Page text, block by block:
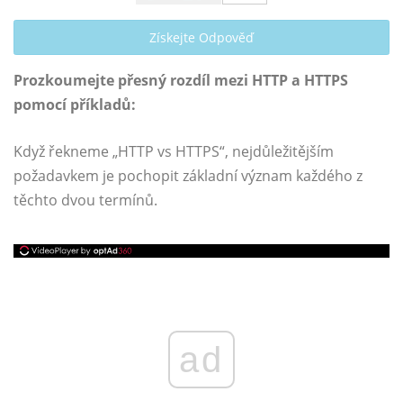
Získejte Odpověď
Prozkoumejte přesný rozdíl mezi HTTP a HTTPS
pomocí příkladů:
Když řekneme „HTTP vs HTTPS“, nejdůležitějším
požadavkem je pochopit základní význam každého z
těchto dvou termínů.
ad